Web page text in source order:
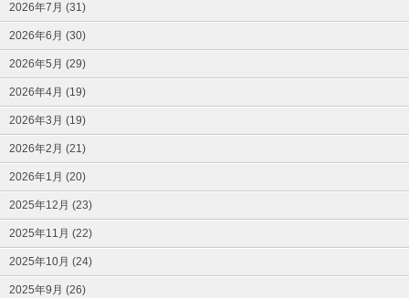
2026年7月 (31)
2026年6月 (30)
2026年5月 (29)
2026年4月 (19)
2026年3月 (19)
2026年2月 (21)
2026年1月 (20)
2025年12月 (23)
2025年11月 (22)
2025年10月 (24)
2025年9月 (26)